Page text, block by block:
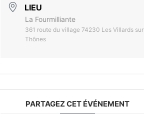
LIEU
La Fourmilliante
361 route du village 74230 Les Villards sur
Thônes
PARTAGEZ CET ÉVÉNEMENT